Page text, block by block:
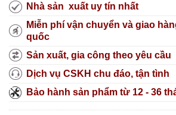
Nhà sản xuất uy tín nhất
Miễn phí vận chuyển và giao
quốc
Sản xuất, gia công theo yêu cầu
Dịch vụ CSKH chu đáo, tận tình
Bảo hành sản phẩm từ 12 - 36